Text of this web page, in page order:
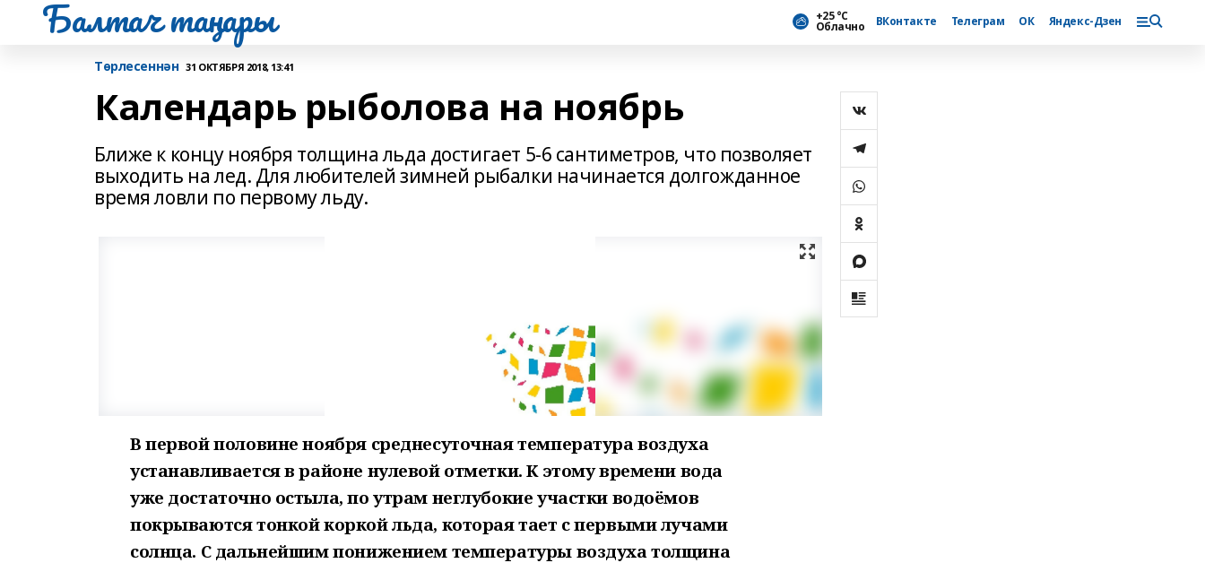
Балтач таңнары +25 °С
Облачно ВКонтакте Телеграм ОК Яндекс-Дзен
Tөрлесеннән 31 ОКТЯБРЯ 2018, 13:41
Календарь рыболова на ноябрь
Ближе к концу ноября толщина льда достигает 5-6 сантиметров, что позволяет
выходить на лед. Для любителей зимней рыбалки начинается долгожданное
время ловли по первому льду.
В первой половине ноября среднесуточная температура воздуха
устанавливается в районе нулевой отметки. К этому времени вода
уже достаточно остыла, по утрам неглубокие участки водоёмов
покрываются тонкой коркой льда, которая тает с первыми лучами
солнца. С дальнейшим понижением температуры воздуха толщина